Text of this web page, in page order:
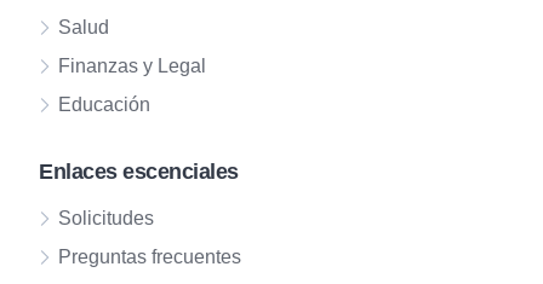
Salud
Finanzas y Legal
Educación
Enlaces escenciales
Solicitudes
Preguntas frecuentes